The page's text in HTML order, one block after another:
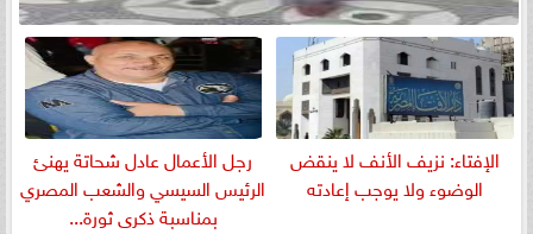
الإفتاء: نزيف الأنف لا ينقض
الوضوء ولا يوجب إعادته
رجل الأعمال عادل شحاتة يهنئ
الرئيس السيسي والشعب المصري
بمناسبة ذكرى ثورة...